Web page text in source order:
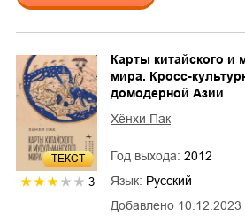
ТЕКСТ
3
Добавлено 10.12.2023
Карты китайского и
мира. Кросс-
домодерной Азии
Хёнхи Пак
Год выхода: 2012
Язык: Русский